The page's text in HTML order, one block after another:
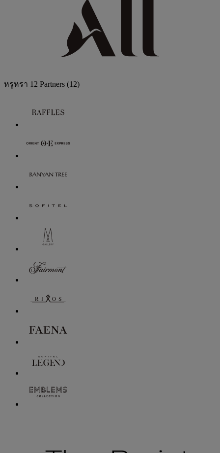
หรูหรา 12 Partners (12)